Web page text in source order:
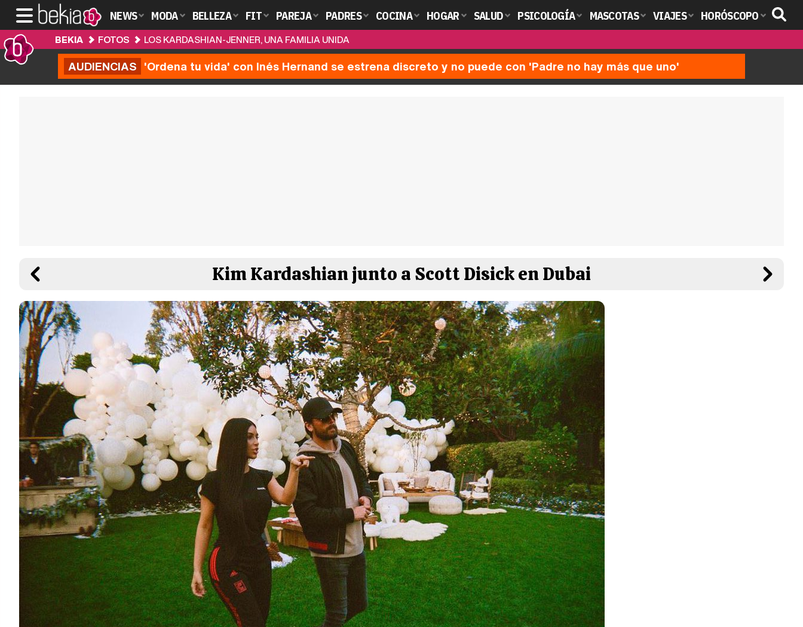
NEWS MODA BELLEZA FIT PAREJA PADRES COCINA HOGAR SALUD PSICOLOGÍA MASCOTAS VIAJES HORÓSCOPO
BEKIA FOTOS LOS KARDASHIAN-JENNER, UNA FAMILIA UNIDA
AUDIENCIAS 'Ordena tu vida' con Inés Hernand se estrena discreto y no puede con 'Padre no hay más que uno'
Kim Kardashian junto a Scott Disick en Dubai